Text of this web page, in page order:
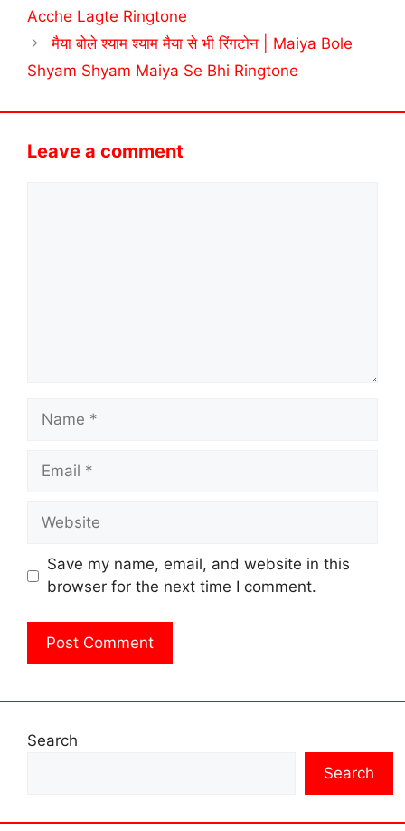
Acche Lagte Ringtone
मैया बोले श्याम श्याम मैया से भी रिंगटोन | Maiya Bole
Shyam Shyam Maiya Se Bhi Ringtone
Leave a comment
Name
Email
Website
Save my name, email, and website in this
browser for the next time I comment.
Search
Search